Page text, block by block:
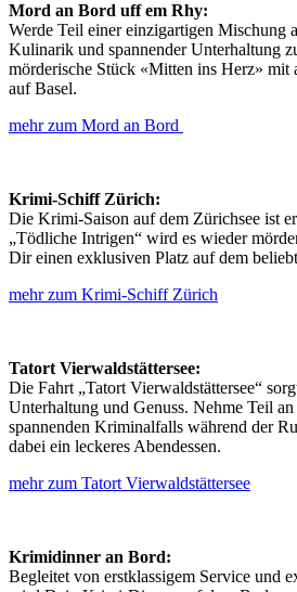
Mord an Bord uff em Rhy:
Werde Teil einer einzigartigen Mischung
Kulinarik und spannender Unterhaltung
mörderische Stück «Mitten ins Herz» mit
auf Basel.
mehr zum Mord an Bord
Krimi-Schiff Zürich:
Die Krimi-Saison auf dem Zürichsee ist
„Tödliche Intrigen“ wird es wieder
Dir einen exklusiven Platz auf dem
mehr zum Krimi-Schiff Zürich
Tatort Vierwaldstättersee:
Die Fahrt „Tatort Vierwaldstättersee“
Unterhaltung und Genuss. Nehme Teil
spannenden Kriminalfalls während der
dabei ein leckeres Abendessen.
mehr zum Tatort Vierwaldstättersee
Krimidinner an Bord:
Begleitet von erstklassigem Service und